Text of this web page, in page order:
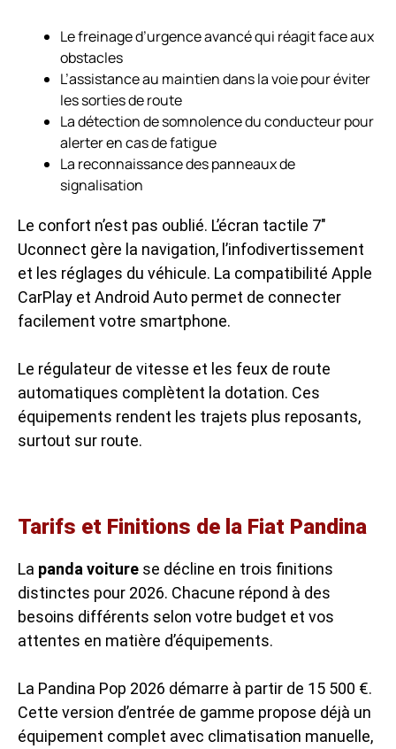
Le freinage d’urgence avancé qui réagit face aux
obstacles
L’assistance au maintien dans la voie pour éviter
les sorties de route
La détection de somnolence du conducteur pour
alerter en cas de fatigue
La reconnaissance des panneaux de
signalisation
Le confort n’est pas oublié. L’écran tactile 7″
Uconnect gère la navigation, l’infodivertissement
et les réglages du véhicule. La compatibilité Apple
CarPlay et Android Auto permet de connecter
facilement votre smartphone.
Le régulateur de vitesse et les feux de route
automatiques complètent la dotation. Ces
équipements rendent les trajets plus reposants,
surtout sur route.
Tarifs et Finitions de la Fiat Pandina
La panda voiture se décline en trois finitions
distinctes pour 2026. Chacune répond à des
besoins différents selon votre budget et vos
attentes en matière d’équipements.
La Pandina Pop 2026 démarre à partir de 15 500 €.
Cette version d’entrée de gamme propose déjà un
équipement complet avec climatisation manuelle,